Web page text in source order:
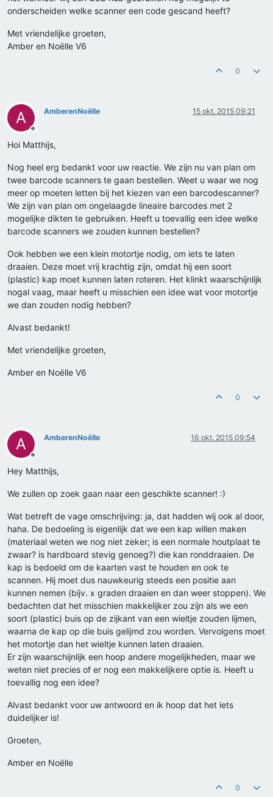
onderscheiden welke scanner een code gescand heeft?
Met vriendelijke groeten,
Amber en Noëlle V6
0
A
Offline
AmberenNoëlle 15 okt. 2015 09:21
Hoi Matthijs,
Nog heel erg bedankt voor uw reactie. We zijn nu van plan om
twee barcode scanners te gaan bestellen. Weet u waar we nog
meer op moeten letten bij het kiezen van een barcodescanner?
We zijn van plan om ongelaagde lineaire barcodes met 2
mogelijke dikten te gebruiken. Heeft u toevallig een idee welke
barcode scanners we zouden kunnen bestellen?
Ook hebben we een klein motortje nodig, om iets te laten
draaien. Deze moet vrij krachtig zijn, omdat hij een soort
(plastic) kap moet kunnen laten roteren. Het klinkt waarschijnlijk
nogal vaag, maar heeft u misschien een idee wat voor motortje
we dan zouden nodig hebben?
Alvast bedankt!
Met vriendelijke groeten,
Amber en Noëlle V6
0
A
Offline
AmberenNoëlle 16 okt. 2015 09:54
Hey Matthijs,
We zullen op zoek gaan naar een geschikte scanner! :)
Wat betreft de vage omschrijving: ja, dat hadden wij ook al door,
haha. De bedoeling is eigenlijk dat we een kap willen maken
(materiaal weten we nog niet zeker; is een normale houtplaat te
zwaar? is hardboard stevig genoeg?) die kan ronddraaien. De
kap is bedoeld om de kaarten vast te houden en ook te
scannen. Hij moet dus nauwkeurig steeds een positie aan
kunnen nemen (bijv. x graden draaien en dan weer stoppen). We
bedachten dat het misschien makkelijker zou zijn als we een
soort (plastic) buis op de zijkant van een wieltje zouden lijmen,
waarna de kap op die buis gelijmd zou worden. Vervolgens moet
het motortje dan het wieltje kunnen laten draaien.
Er zijn waarschijnlijk een hoop andere mogelijkheden, maar we
weten niet precies of er nog een makkelijkere optie is. Heeft u
toevallig nog een idee?
Alvast bedankt voor uw antwoord en ik hoop dat het iets
duidelijker is!
Groeten,
Amber en Noëlle
0